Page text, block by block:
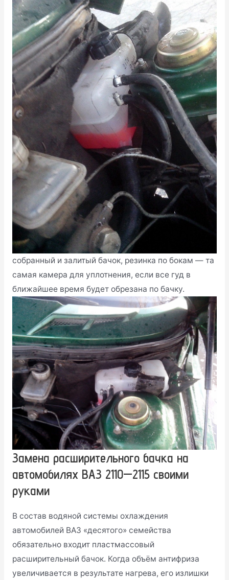
собранный и залитый бачок, резинка по бокам — та
самая камера для уплотнения, если все гуд в
ближайшее время будет обрезана по бачку.
Замена расширительного бачка на
автомобилях ВАЗ 2110—2115 своими
руками
В состав водяной системы охлаждения
автомобилей ВАЗ «десятого» семейства
обязательно входит пластмассовый
расширительный бачок. Когда объём антифриза
увеличивается в результате нагрева, его излишки